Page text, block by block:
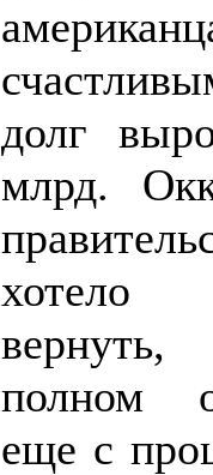
долг
млрд.
полном
еще с